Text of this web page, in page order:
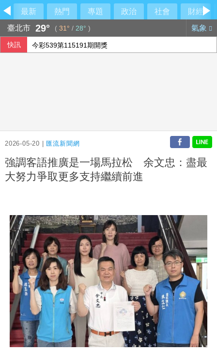
最新 熱門 專題 政治 社會
財經
臺北市 29° ( 31° / 28° ) 氣象
快訊 今彩539第115191期開獎
2026-05-20 | 匯流新聞網
強調客語推廣是一場馬拉松 余文忠：盡最
大努力爭取更多支持繼續前進